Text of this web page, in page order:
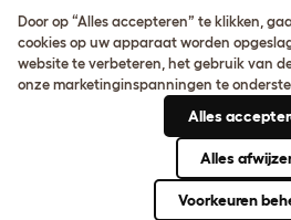
Gebruiksvoorwaarden
Cookie & privacybeleid
Cookie Settings
Sitemap
BTW-nummer: DE317631106
Door op “Alles accepteren” te klikken,
cookies op uw apparaat worden
website te verbeteren, het gebruik van
onze marketinginspanningen te
Alles
Alles
Voorkeuren